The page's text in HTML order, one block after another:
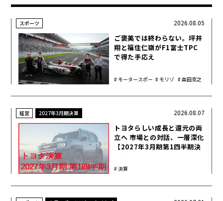
スポーツ
ご褒美では終わらない。坪井
翔と福住仁嶺がF1富士TPC
で得た手応え
モータースポー
モリゾ
森田京之
2026.08.05
経営 2027年3月期決算
トヨタらしい成長と還元の両
立へ 市場との対話、一層深化
【2027年3月期第1四半期決
決算
2026.08.07